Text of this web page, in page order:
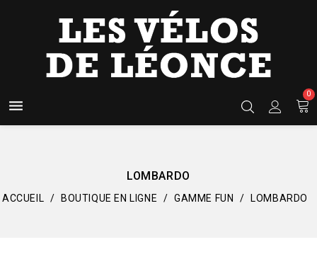

0
LOMBARDO
ACCUEIL BOUTIQUE EN LIGNE GAMME FUN LOMBARDO